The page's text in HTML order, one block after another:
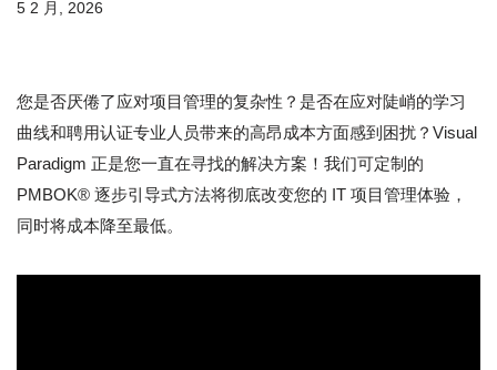
5 2 月, 2026
您是否厌倦了应对项目管理的复杂性？是否在应对陡峭的学习
曲线和聘用认证专业人员带来的高昂成本方面感到困扰？Visual
Paradigm 正是您一直在寻找的解决方案！我们可定制的
PMBOK® 逐步引导式方法将彻底改变您的 IT 项目管理体验，
同时将成本降至最低。